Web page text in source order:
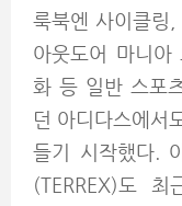
룩북엔 사이클링
아웃도어 마니아
화 등 일반 스포
던 아디다스에서
들기 시작했다.
(TERREX)도